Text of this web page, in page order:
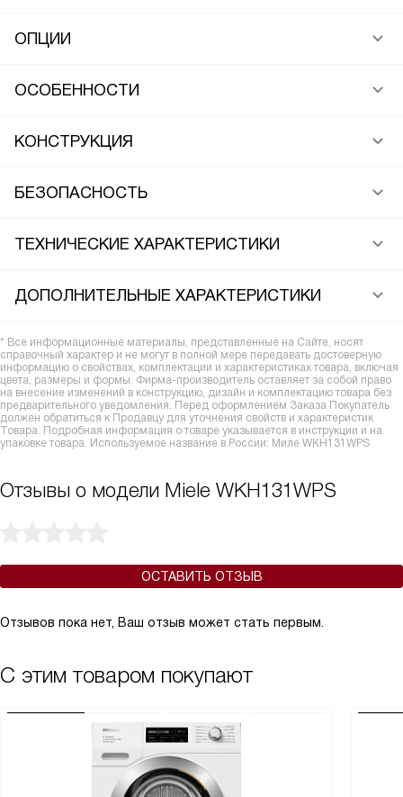
ОПЦИИ
ОСОБЕННОСТИ
КОНСТРУКЦИЯ
БЕЗОПАСНОСТЬ
ТЕХНИЧЕСКИЕ ХАРАКТЕРИСТИКИ
ДОПОЛНИТЕЛЬНЫЕ ХАРАКТЕРИСТИКИ
* Все информационные материалы, представленные на Сайте, носят
справочный характер и не могут в полной мере передавать достоверную
информацию о свойствах, комплектации и характеристиках товара, включая
цвета, размеры и формы. Фирма-производитель оставляет за собой право
на внесение изменений в конструкцию, дизайн и комплектацию товара без
предварительного уведомления. Перед оформлением Заказа Покупатель
должен обратиться к Продавцу для уточнения свойств и характеристик
Товара. Подробная информация о товаре указывается в инструкции и на
упаковке товара. Используемое название в России: Миле WKH131WPS
Отзывы о модели Miele WKH131WPS
ОСТАВИТЬ ОТЗЫВ
Отзывов пока нет, Ваш отзыв может стать первым.
С этим товаром покупают